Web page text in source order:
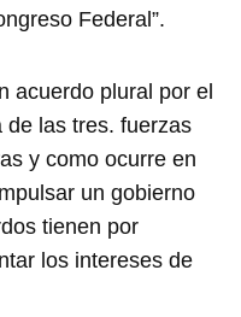
Federal”.
acuerdo plural por el
de las tres. fuerzas
y como ocurre en
un gobierno
tienen por
los intereses de